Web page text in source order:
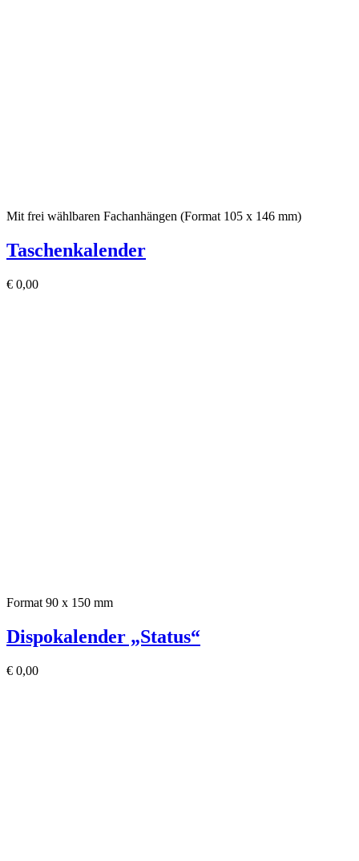
Mit frei wählbaren Fachanhängen (Format 105 x 146 mm)
Taschenkalender
€ 0,00
Format 90 x 150 mm
Dispokalender „Status“
€ 0,00